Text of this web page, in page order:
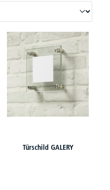
Türschild GALERY